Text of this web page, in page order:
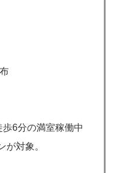
6分の満室稼働中
が対象。